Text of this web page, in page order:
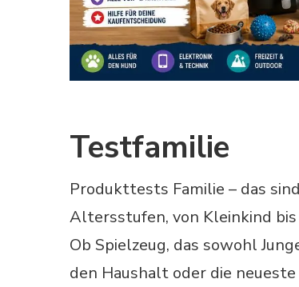
Testfamilie
Produkttests Familie – das
Altersstufen, von Kleinkind bis
Ob Spielzeug, das sowohl
den Haushalt oder die